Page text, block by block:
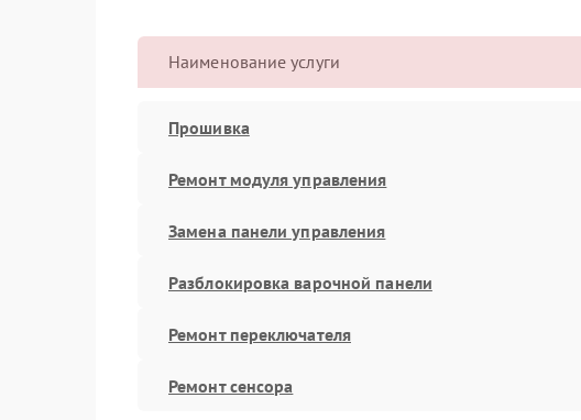
Наименование услуги
Прошивка
Ремонт модуля управления
Замена панели управления
Разблокировка варочной панели
Ремонт переключателя
Ремонт сенсора